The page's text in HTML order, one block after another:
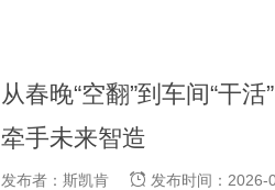
从春晚“空翻”到车间“干
牵手未来智造
发布者：斯凯肯 发布时间：